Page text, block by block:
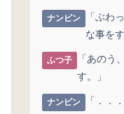
ナンピン
「ぶわ
な事を
ふつ子
「あのう
す。」
ナンピン 「．．